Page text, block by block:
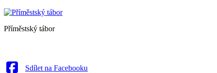
Příměstský tábor
Sdílet na Facebooku